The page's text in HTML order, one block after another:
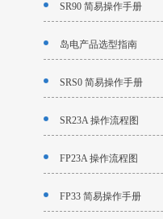
SR90 简易操作手册
岛电产品选型指南
SRS0 简易操作手册
SR23A 操作流程图
FP23A 操作流程图
FP33 简易操作手册